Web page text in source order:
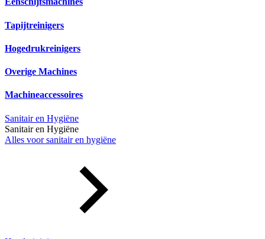
Tapijtreinigers
Hogedrukreinigers
Overige Machines
Machineaccessoires
Sanitair en Hygiëne
Sanitair en Hygiëne
Alles voor sanitair en hygiëne